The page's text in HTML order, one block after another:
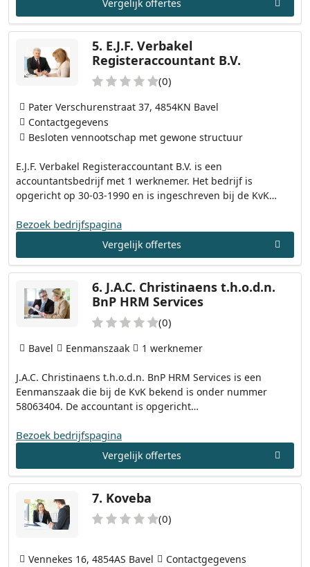
Vergelijk offertes
5. E.J.F. Verbakel
Registeraccountant B.V.
(0)
E.J.F. Verbakel Registeraccountant B.V. is een
accountantsbedrijf met 1 werknemer. Het bedrijf is
opgericht op 30-03-1990 en is ingeschreven bij de KvK…
Pater Verschurenstraat 37, 4854KN Bavel
Contactgegevens
Besloten vennootschap met gewone structuur
Bezoek bedrijfspagina
Vergelijk offertes
6. J.A.C. Christinaens t.h.o.d.n.
BnP HRM Services
(0)
J.A.C. Christinaens t.h.o.d.n. BnP HRM Services is een
Eenmanszaak die bij de KvK bekend is onder nummer
58063404. De accountant is opgericht…
Bavel Eenmanszaak 1 werknemer
Bezoek bedrijfspagina
Vergelijk offertes
7. Koveba
(0)
Vennekes 16, 4854AS Bavel Contactgegevens